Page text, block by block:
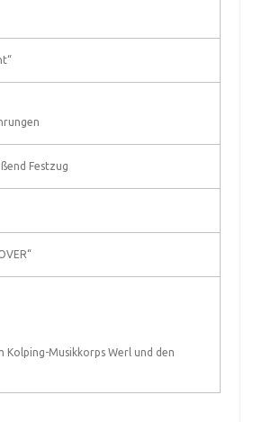
Festzug
Kolping-Musikkorps Werl und den